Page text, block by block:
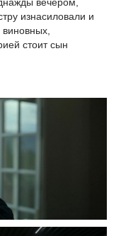
изнасиловали и
стоит сын